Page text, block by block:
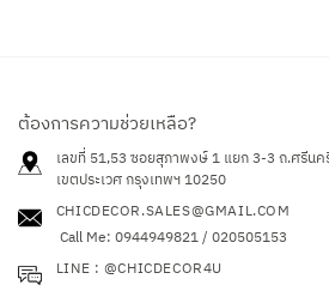
ต้องการความช่วยเหลือ?
เลขที่ 51,53 ซอยสุภาพงษ์ 1 แยก 3-3 ถ.ศรีน
เขตประเวศ กรุงเทพฯ 10250
CHICDECOR.SALES@GMAIL.COM
Call Me: 0944949821 / 020505153
LINE : @CHICDECOR4U